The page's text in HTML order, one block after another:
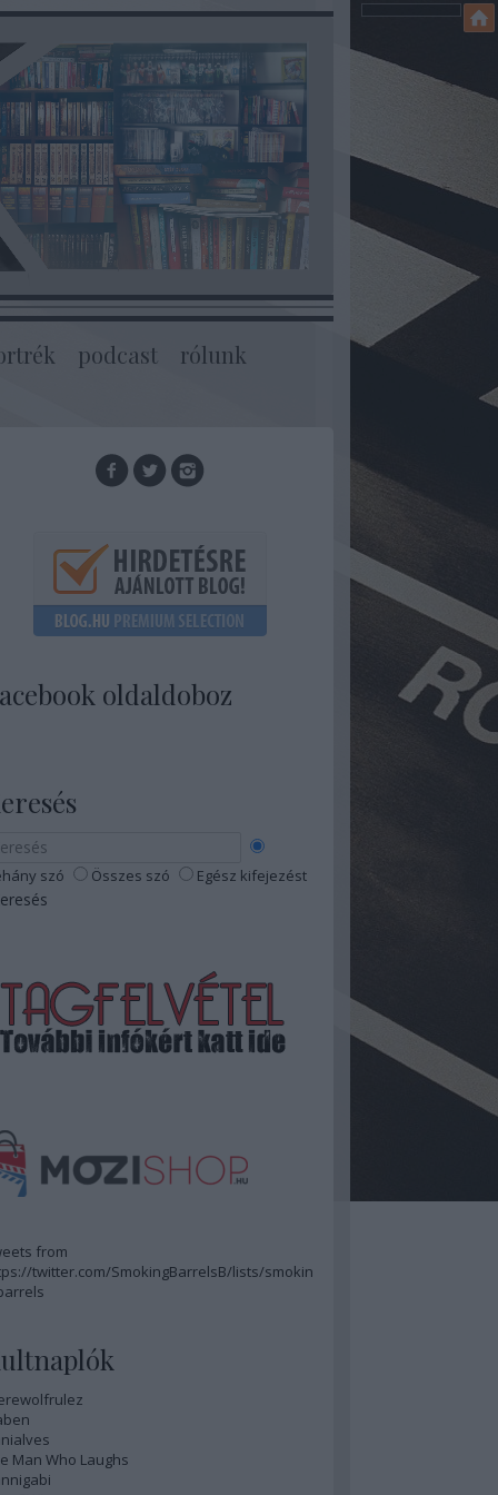
podcast rólunk
oldaldoboz
szó Összes szó Egész kifejezést
from
twitter.com/SmokingBarrelsB/lists/smokin
Man Who Laughs